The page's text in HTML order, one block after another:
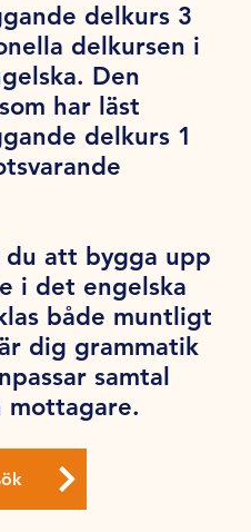
delkurs 3
delkursen i
Den
har läst
delkurs 1
att bygga upp
i det engelska
både muntligt
dig grammatik
samtal
mottagare.